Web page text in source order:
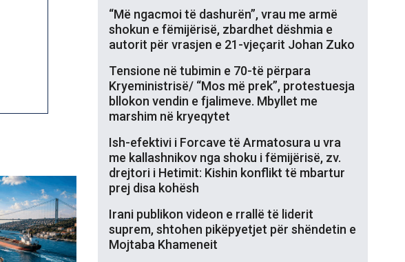
“Më ngacmoi të dashurën”, vrau me armë
shokun e fëmijërisë, zbardhet dëshmia e
autorit për vrasjen e 21-vjeçarit Johan Zuko
Tensione në tubimin e 70-të përpara
Kryeministrisë/ “Mos më prek”, protestuesja
bllokon vendin e fjalimeve. Mbyllet me
marshim në kryeqytet
Ish-efektivi i Forcave të Armatosura u vra
me kallashnikov nga shoku i fëmijërisë, zv.
drejtori i Hetimit: Kishin konflikt të mbartur
prej disa kohësh
Irani publikon videon e rrallë të liderit
suprem, shtohen pikëpyetjet për shëndetin e
Mojtaba Khameneit